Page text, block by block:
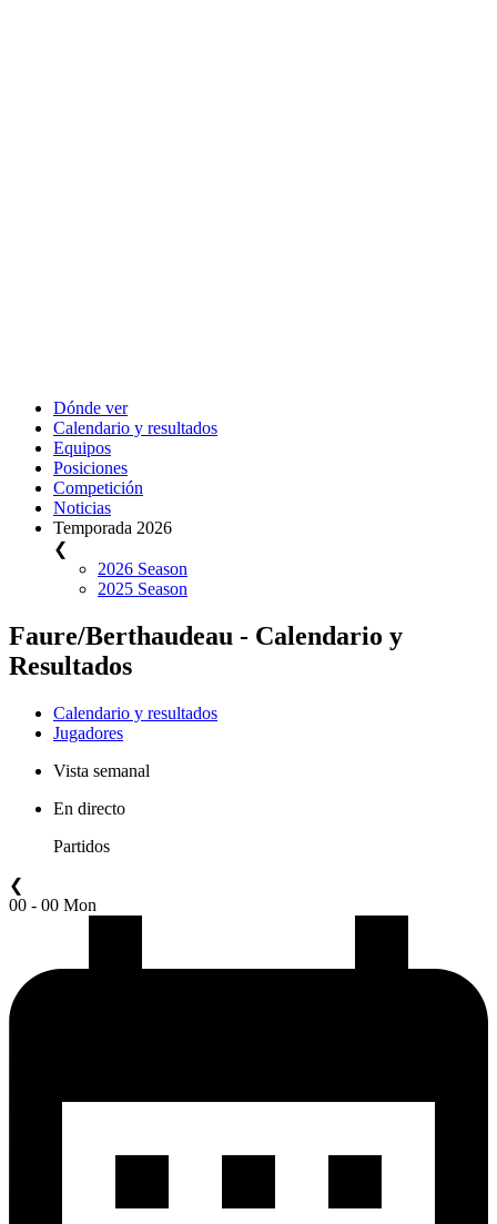
Dónde ver
Calendario y resultados
Equipos
Posiciones
Competición
Noticias
Temporada 2026
❮
2026 Season
2025 Season
Faure/Berthaudeau - Calendario y
Resultados
Calendario y resultados
Jugadores
Vista semanal
En directo
Partidos
❮
00 - 00 Mon